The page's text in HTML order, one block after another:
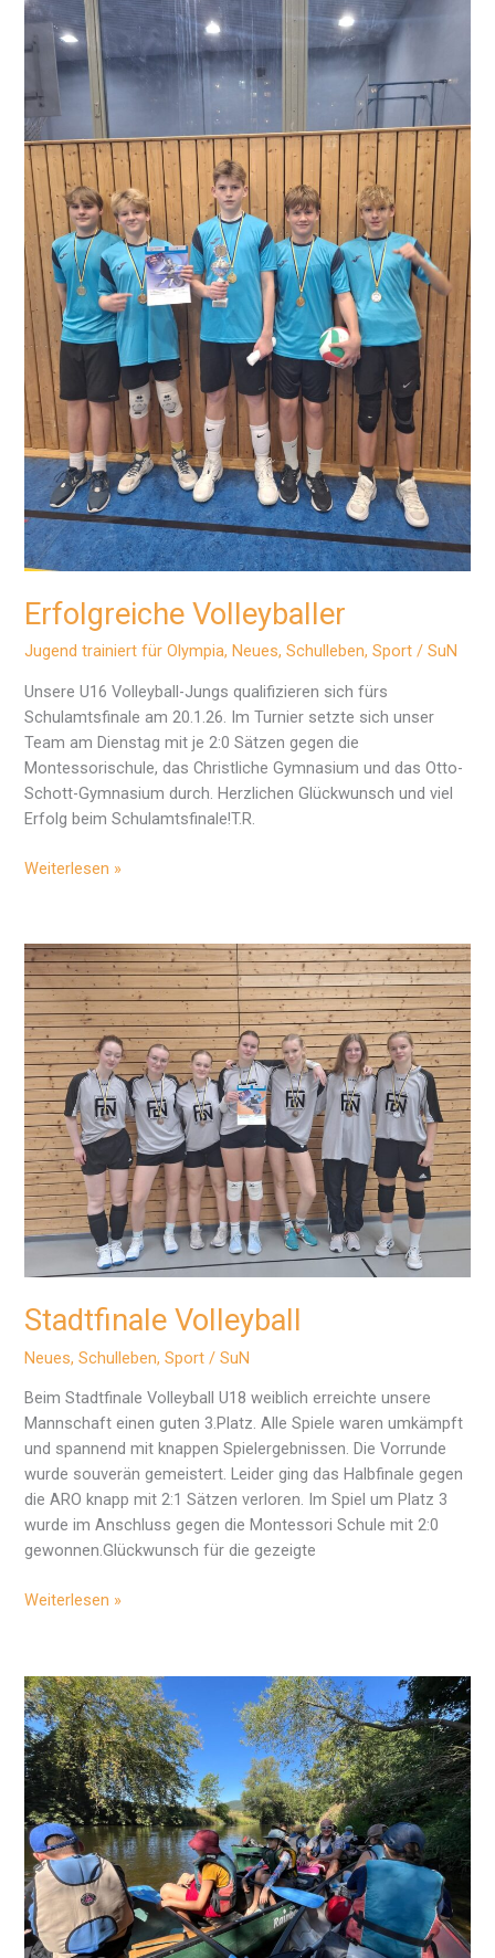
Volleyball
Erfolgreiche Volleyballer
Jugend trainiert für Olympia,Neues,Schulleben,Sport /SuN
Unsere U16 Volleyball-Jungs qualifizieren sich fürs
Schulamtsfinale am 20.1.26. Im Turnier setzte sich unser
Team am Dienstag mit je 2:0 Sätzen gegen die
Montessorischule, das Christliche Gymnasium und das Otto-
Schott-Gymnasium durch. Herzlichen Glückwunsch und viel
Erfolg beim Schulamtsfinale!T.R.
Erfolgreiche
Weiterlesen »
Stadtfinale Volleyball
Neues,Schulleben,Sport /SuN
Beim Stadtfinale Volleyball U18 weiblich erreichte unsere
Mannschaft einen guten 3.Platz. Alle Spiele waren umkämpft
und spannend mit knappen Spielergebnissen. Die Vorrunde
wurde souverän gemeistert. Leider ging das Halbfinale gegen
die ARO knapp mit 2:1 Sätzen verloren. Im Spiel um Platz 3
wurde im Anschluss gegen die Montessori Schule mit 2:0
gewonnen.Glückwunsch für die gezeigte
Stadtfinale
Weiterlesen »